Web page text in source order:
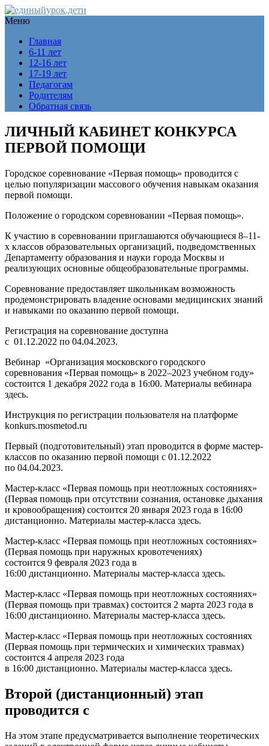
Меню
Главная
6-11 лет
12-16 лет
17-19 лет
Педагогам
Родителям
Обратная связь
ЛИЧНЫЙ КАБИНЕТ КОНКУРСА
ПЕРВОЙ ПОМОЩИ
Городское соревнование «Первая помощь» проводится с
целью популяризации массового обучения навыкам оказания
первой помощи.
Положение о городском соревновании «Первая помощь».
К участию в соревновании приглашаются обучающиеся 8–11-
х классов образовательных организаций, подведомственных
Департаменту образования и науки города Москвы и
реализующих основные общеобразовательные программы.
Соревнование предоставляет школьникам возможность
продемонстрировать владение основами медицинских знаний
и навыками по оказанию первой помощи.
Регистрация на соревнование доступна
с 01.12.2022 по 04.04.2023.
Вебинар «Организация московского городского
соревнования «Первая помощь» в 2022–2023 учебном году»
состоится 1 декабря 2022 года в 16:00. Материалы вебинара
здесь.
Инструкция по регистрации пользователя на платформе
konkurs.mosmetod.ru
Первый (подготовительный) этап проводится в форме мастер-
классов по оказанию первой помощи с 01.12.2022
по 04.04.2023.
Мастер-класс «Первая помощь при неотложных состояниях»
(Первая помощь при отсутствии сознания, остановке дыхания
и кровообращения) состоится 20 января 2023 года в 16:00
дистанционно. Материалы мастер-класса здесь.
Мастер-класс «Первая помощь при неотложных состояниях»
(Первая помощь при наружных кровотечениях)
состоится 9 февраля 2023 года в
16:00 дистанционно. Материалы мастер-класса здесь.
Мастер-класс «Первая помощь при неотложных состояниях»
(Первая помощь при травмах) состоится 2 марта 2023 года в
16:00 дистанционно. Материалы мастер-класса здесь.
Мастер-класс «Первая помощь при неотложных состояниях
(Первая помощь при термических и химических травмах)
состоится 4 апреля 2023 года
в 16:00 дистанционно. Материалы мастер-класса здесь.
Второй (дистанционный) этап
проводится с
На этом этапе предусматривается выполнение теоретических